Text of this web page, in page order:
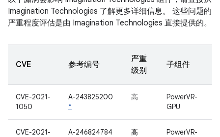
Imagination Technologies 了解更多详细信息。 这些问题的
严重程度评估是由 Imagination Technologies 直接提供的。
CVE 参考编号
严重
级别
子组件
CVE-2021-
1050
A-243825200
*
高
PowerVR-
GPU
CVE-2021-
A-246824784
高
PowerVR-